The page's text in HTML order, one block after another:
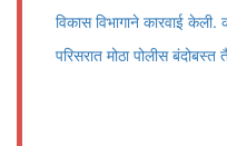
विकास विभागाने कारवाई केली.
परिसरात मोठा पोलीस